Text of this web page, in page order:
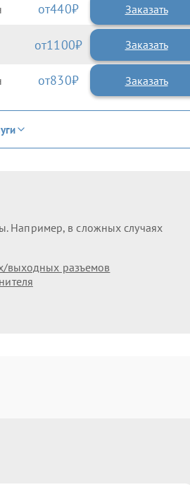
440
1100
830
Например, в сложных случаях
выходных разъемов